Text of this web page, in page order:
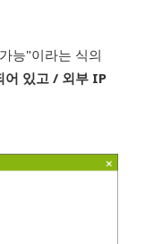
능"이라는 식의
어 있고 / 외부 IP